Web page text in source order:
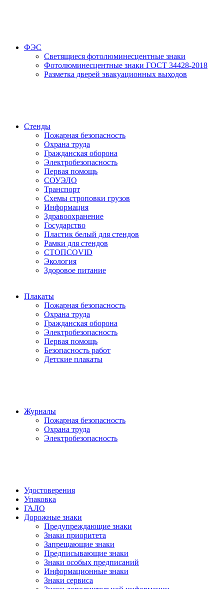
ФЭС
Светящиеся фотолюминесцентные знаки
Фотолюминесцентные знаки ГОСТ 34428-2018
Разметка дверей эвакуационных выходов
Стенды
Пожарная безопасность
Охрана труда
Гражданская оборона
Электробезопасность
Первая помощь
СОУЭЛО
Транспорт
Схемы строповки грузов
Информация
Здравоохранение
Государство
Пластик белый для стендов
Рамки для стендов
СТОПCOVID
Экология
Здоровое питание
Плакаты
Пожарная безопасность
Охрана труда
Гражданская оборона
Электробезопасность
Первая помощь
Безопасность работ
Детские плакаты
Журналы
Пожарная безопасность
Охрана труда
Электробезопасность
Удостоверения
Упаковка
ГАЛО
Дорожные знаки
Предупреждающие знаки
Знаки приоритета
Запрещающие знаки
Предписывающие знаки
Знаки особых предписаний
Информационные знаки
Знаки сервиса